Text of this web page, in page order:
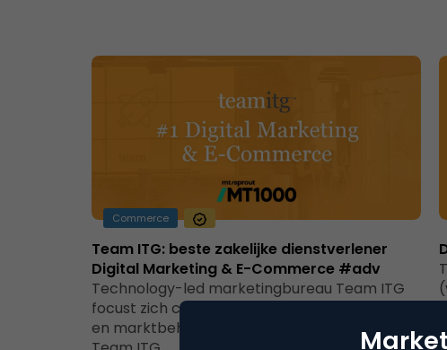
Commerce
Team ITG: beste zakelijke dienstverlener
Digital Marketing & E-Commerce #adv
Technology-led marketingbureau Team ITG
focust zich continu op innovatie o.b.v. klant-
en marktbehoeftes. Sjuul van der Leeuw, CEO